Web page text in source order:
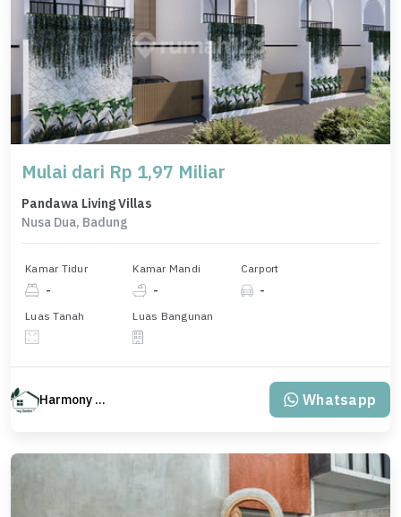
Mulai dari Rp 1,97 Miliar
Pandawa Living Villas
Nusa Dua, Badung
Kamar Tidur
-
Kamar Mandi
-
Carport
-
Luas Tanah Luas Bangunan
Harmony Property Whatsapp